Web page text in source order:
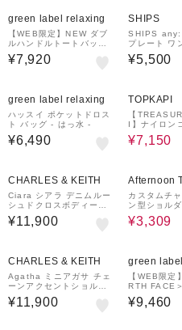
green label relaxing
【WEB限定】NEW ダブ
ルハンドルトートバッグ
/ A4 / 通勤 / PCバッグ
付き
¥7,920
SHIPS
SHIPS any:
プレート ワ
WAY バッグ
¥5,500
green label relaxing
ハッスイ ポケットドロス
ト バッグ - はっ水 -
¥6,490
TOPKAPI
【
I】ナイロン
チェンジン
グ ショルダ
¥7,150
CHARLES & KEITH
Ciara シアラ デニムルー
シュドクロスボディーバ
ッグ
¥11,900
Afternoon
G
カスタムチ
ン型ショル
¥3,309
CHARLES & KEITH
Agatha ミニアガサ チェ
ーンアクセントショルダ
ーバッグ
¥11,900
green
【WEB限定
RTH FACE
スボックス
¥9,460